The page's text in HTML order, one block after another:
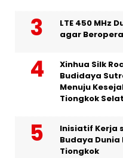
LTE 450 MHz
agar
Xinhua Silk
Budidaya
Menuju
Tiongkok
Inisiatif Kerja
Budaya
Tiongkok